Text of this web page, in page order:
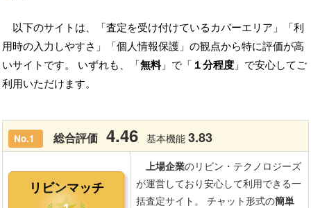
以下のサイトは、「査定を受け付けているカバーエリア」「利
用時の入力しやすさ」「個人情報保護」の観点から特に評価が高
いサイトです。 いずれも、「無料」で「 １分程度 」で安心してご
利用いただけます。